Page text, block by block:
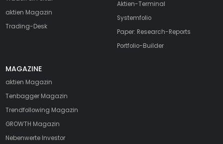
aktien Magazin
Trading-Desk
Aktien-Terminal
Systemfolio
Paper: Research-Reports
Portfolio-Builder
MAGAZINE
aktien Magazin
Tenbagger Magazin
Trendfollowing Magazin
GROWTH Magazin
Nebenwerte Investor